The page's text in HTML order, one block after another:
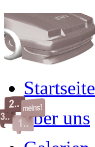
Startseite
über uns